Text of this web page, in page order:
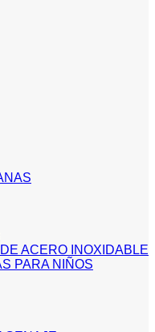
ACERO INOXIDABLE
PARA NIÑOS